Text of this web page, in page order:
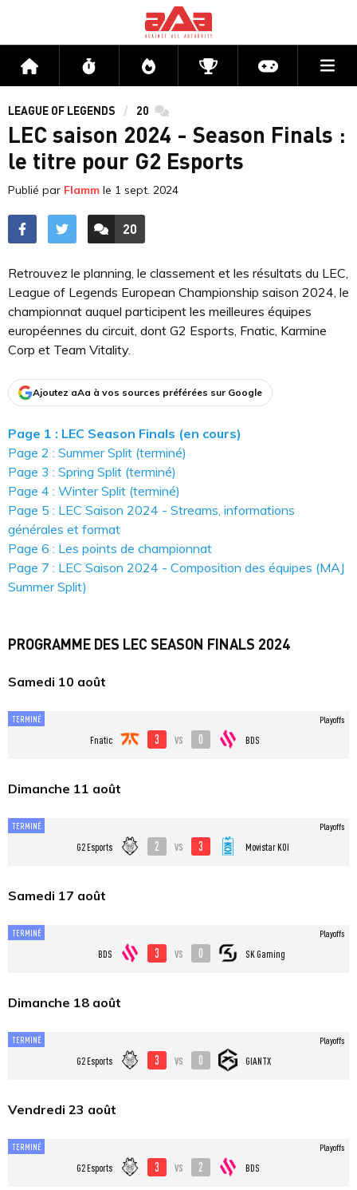
Accueil Flux Directs CompétitionsActu jeux
LEAGUE OF LEGENDS 20 commentaires
LEC saison 2024 - Season Finals :
le titre pour G2 Esports
Publié par Flamm le 1 sept. 2024
ACCÉDER AUX
20
COMMENTAIRES
Retrouvez le planning, le classement et les résultats du LEC,
League of Legends European Championship saison 2024, le
championnat auquel participent les meilleures équipes
européennes du circuit, dont G2 Esports, Fnatic, Karmine
Corp et Team Vitality.
Ajoutez aAa à vos sources préférées sur Google
Page 1 : LEC Season Finals (en cours)
Page 2 : Summer Split (terminé)
Page 3 : Spring Split (terminé)
Page 4 : Winter Split (terminé)
Page 5 : LEC Saison 2024 - Streams, informations
générales et format
Page 6 : Les points de championnat
Page 7 : LEC Saison 2024 - Composition des équipes (MAJ
Summer Split)
PROGRAMME DES LEC SEASON FINALS 2024
Samedi 10 août
TERMINÉ
Fnatic 3 vs 0 BDS
Playoffs
Dimanche 11 août
TERMINÉ
G2 Esports 2 vs 3 Movistar KOI
Playoffs
Samedi 17 août
TERMINÉ
BDS 3 vs 0 SK Gaming
Playoffs
Dimanche 18 août
TERMINÉ
G2 Esports 3 vs 0 GIANTX
Playoffs
Vendredi 23 août
TERMINÉ
G2 Esports 3 vs 2 BDS
Playoffs